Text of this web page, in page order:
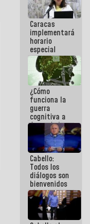
porque lo
que haces
es
embarrarla
Caracas
implementará
horario
especial
para
adaptarse
al plan de
ahorro
energético
¿Cómo
funciona la
guerra
cognitiva a
favor de la
narrativa
hegemónica?
(1)
Cabello:
Todos los
diálogos son
bienvenidos
siempre que
estén en el
marco de la
Constitución